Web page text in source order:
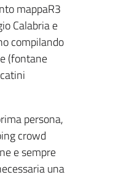
mappaR3
Calabria e
compilando
(fontane
persona,
crowd
e sempre
una